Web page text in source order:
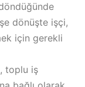
dönüşte işçi,
için gerekli
toplu iş